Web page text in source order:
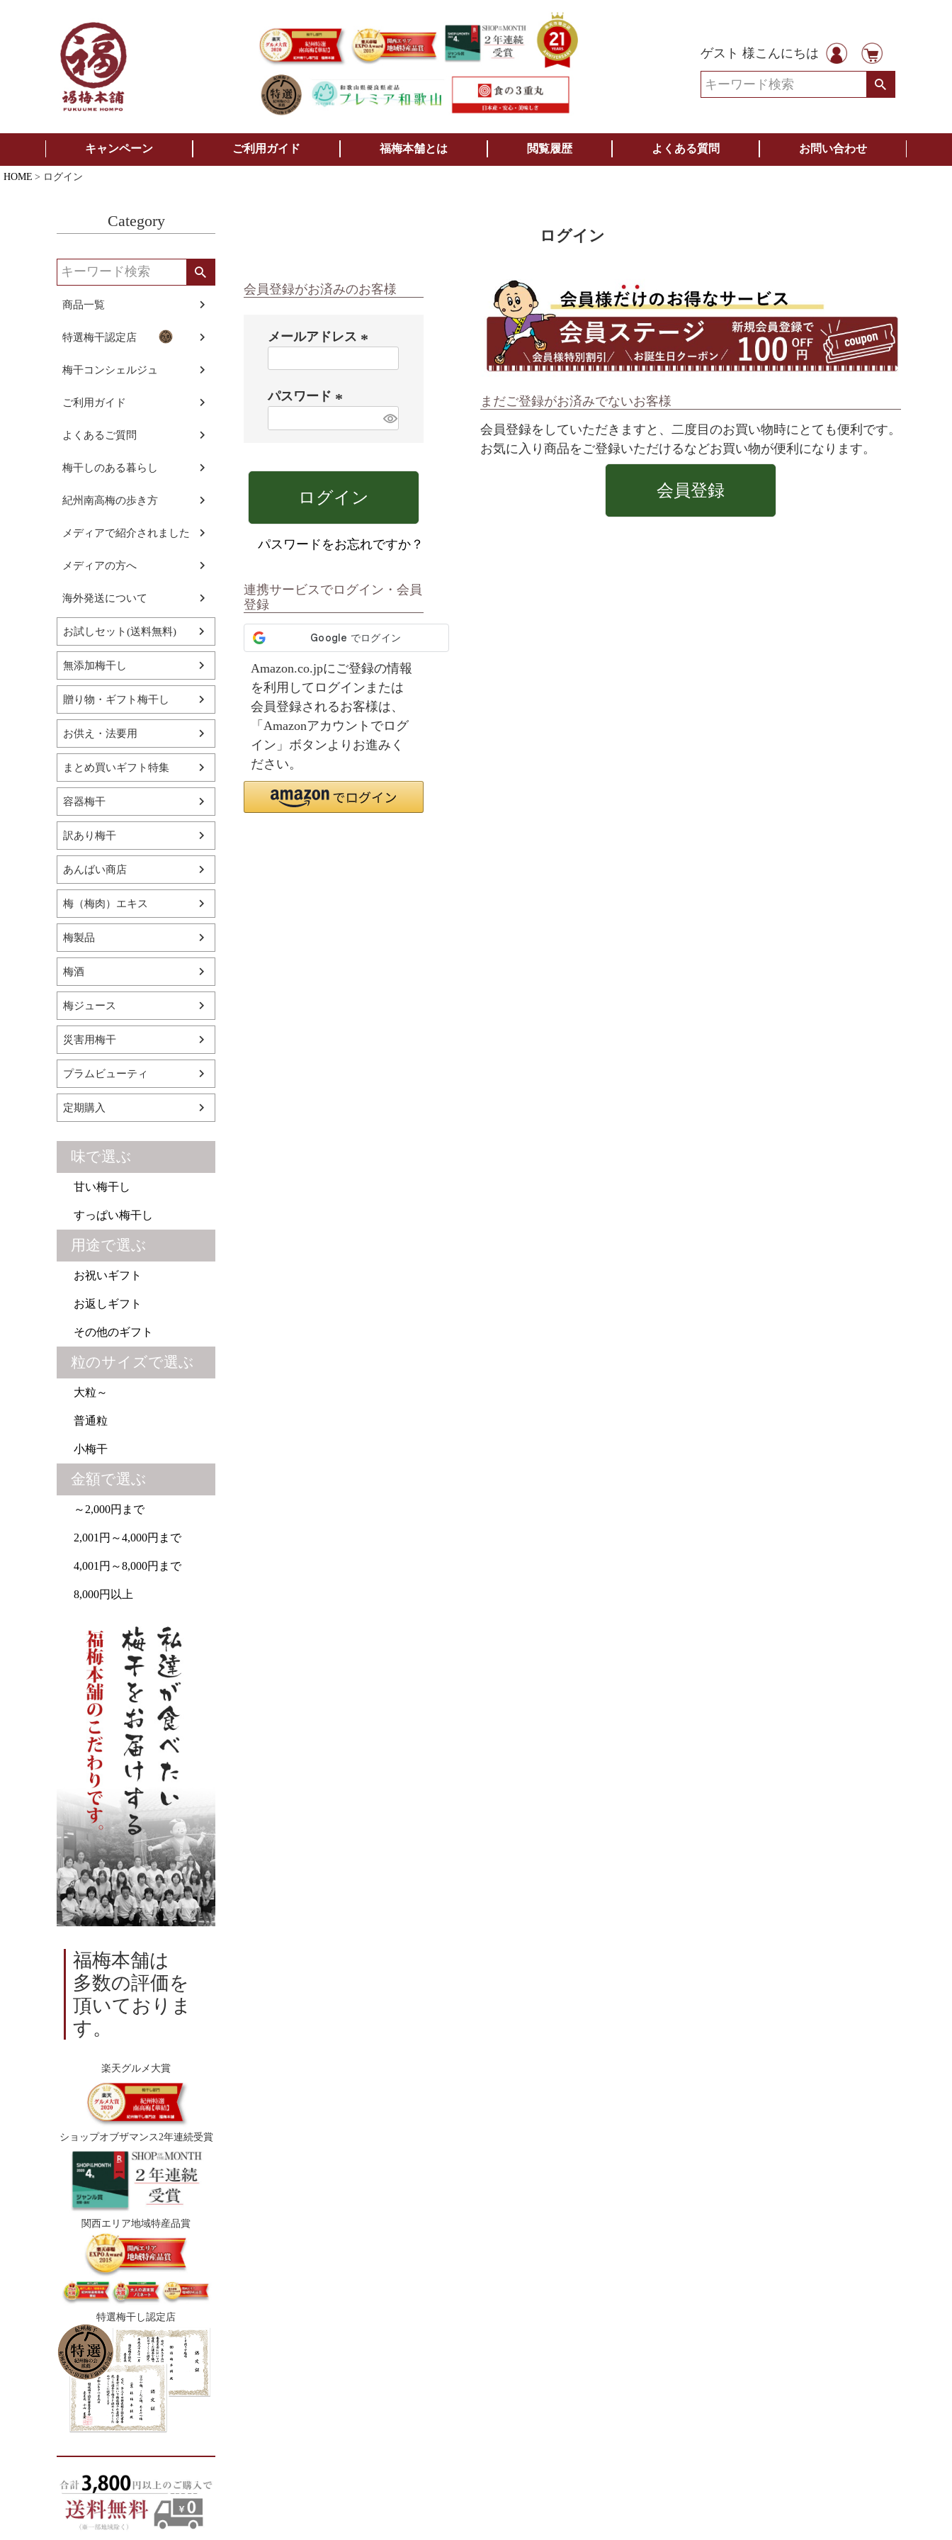
ゲスト 様こんにちは
検索
キャンペーン ご利用ガイド 福梅本舗とは 閲覧履歴 よくある質問 お問い合わせ
HOME ログイン
Category
商品一覧
特選梅干認定店
梅干コンシェルジュ
ご利用ガイド
よくあるご質問
梅干しのある暮らし
紀州南高梅の歩き方
メディアで紹介されました
メディアの方へ
海外発送について
お試しセット(送料無料)
無添加梅干し
贈り物・ギフト梅干し
お供え・法要用
まとめ買いギフト特集
容器梅干
訳あり梅干
あんばい商店
梅（梅肉）エキス
梅製品
梅酒
梅ジュース
災害用梅干
プラムビューティ
定期購入
味で選ぶ
甘い梅干し
すっぱい梅干し
用途で選ぶ
お祝いギフト
お返しギフト
その他のギフト
粒のサイズで選ぶ
大粒～
普通粒
小梅干
金額で選ぶ
～2,000円まで
2,001円～4,000円まで
4,001円～8,000円まで
8,000円以上
福梅本舗は
多数の評価を
頂いておりま
す。
楽天グルメ大賞
ショップオブザマンス2年連続受賞
関西エリア地域特産品賞
特選梅干し認定店
ログイン
会員登録がお済みのお客様
メールアドレス
パスワード
ログイン
パスワードをお忘れですか？
連携サービスでログイン・会員
登録
Amazon.co.jpにご登録の情報
を利用してログインまたは
会員登録されるお客様は、
「Amazonアカウントでログ
イン」ボタンよりお進みく
ださい。
まだご登録がお済みでないお客様
会員登録をしていただきますと、二度目のお買い物時にとても便利です。
お気に入り商品をご登録いただけるなどお買い物が便利になります。
会員登録